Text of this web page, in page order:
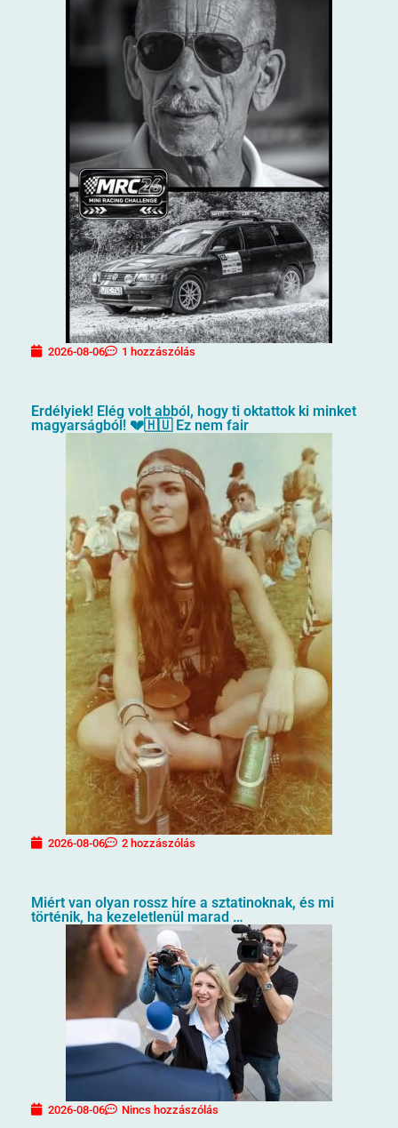
2026-08-06 1 hozzászólás
Erdélyiek! Elég volt abból, hogy ti oktattok ki minket
magyarságból! 💔🇭🇺 Ez nem fair
2026-08-06 2 hozzászólás
Miért van olyan rossz híre a sztatinoknak, és mi
történik, ha kezeletlenül marad …
2026-08-06 Nincs hozzászólás